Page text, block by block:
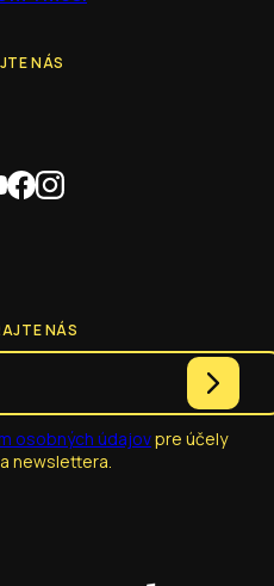
NÁS
NÁS
osobných údajovpre účely
newslettera.